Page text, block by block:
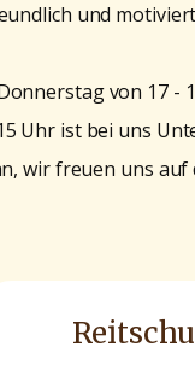
und
von 17 -
Uhr ist bei uns
wir freuen uns auf